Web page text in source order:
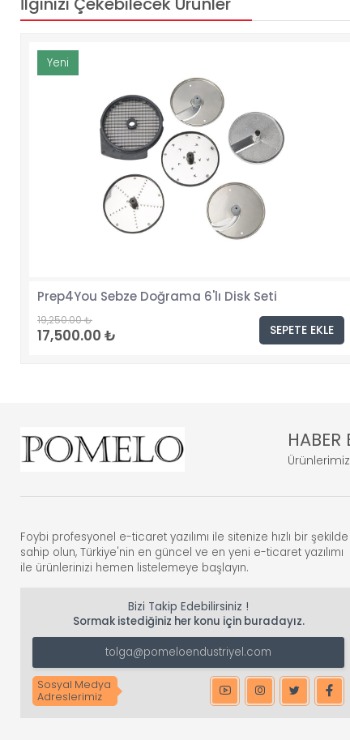
Yeni
Prep4You Sebze Doğrama 6'lı Disk Seti
19,250.00 ₺
17,500.00 ₺ SEPETE EKLE
HABER
Foybi profesyonel e-ticaret yazılımı ile sitenize hızlı bir şekilde
sahip olun, Türkiye'nin en güncel ve en yeni e-ticaret yazılımı
ile ürünlerinizi hemen listelemeye başlayın.
Bizi Takip Edebilirsiniz !
Sormak istediğiniz her konu için buradayız.
tolga@pomeloendustriyel.com
Sosyal Medya
Adreslerimiz